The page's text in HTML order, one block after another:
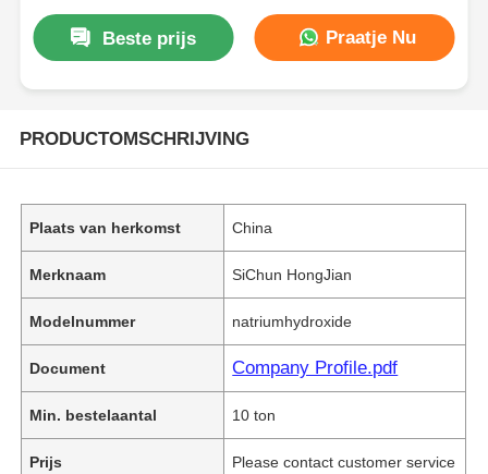
Beste prijs Praatje Nu
PRODUCTOMSCHRIJVING
Plaats van herkomst China
Merknaam SiChun HongJian
Modelnummer natriumhydroxide
Document Company Profile.pdf
Min. bestelaantal 10 ton
Prijs Please contact customer service